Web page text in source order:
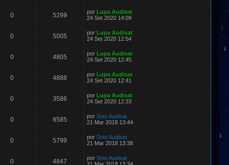
0 5299 por Lupa Audisat
24 Set 2020 14:09
0 5005 por Lupa Audisat
24 Set 2020 12:54
0 4805 por Lupa Audisat
24 Set 2020 12:45
0 4888 por Lupa Audisat
24 Set 2020 12:41
0 3586 por Lupa Audisat
24 Set 2020 12:33
0 8585 por Soto Audisat
21 Mar 2018 13:44
0 5799 por Soto Audisat
21 Mar 2018 13:38
0 4847 por Soto Audisat